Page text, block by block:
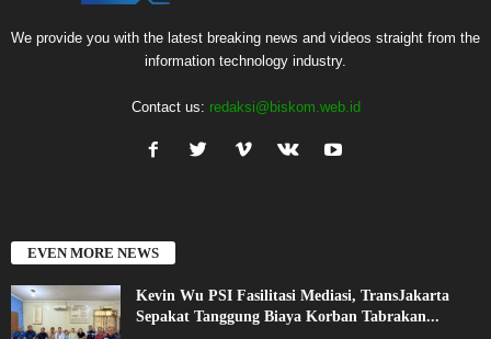
We provide you with the latest breaking news and videos straight from the
information technology industry.
Contact us: redaksi@biskom.web.id
EVEN MORE NEWS
Kevin Wu PSI Fasilitasi Mediasi, TransJakarta
Sepakat Tanggung Biaya Korban Tabrakan...